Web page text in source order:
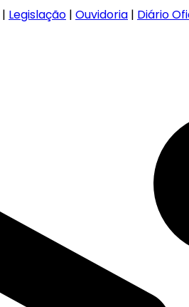
| Legislação | Ouvidoria | Diário